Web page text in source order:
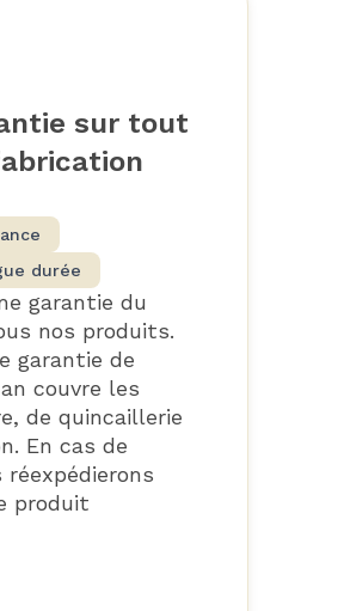
sur tout
durée
garantie du
nos produits.
garantie de
couvre les
de quincaillerie
En cas de
produit